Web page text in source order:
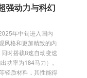
强动力与科幻
年中旬进入国内
风格和更加精致的内
时搭载8速自动变速
功率为184马力）。
轻质材料，其性能得